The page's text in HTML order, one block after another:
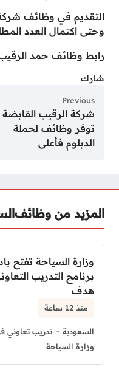
التقديم في وظائف
وحتى اكتمال العدد
رابط وظائف حمد
شارك
Previous
شركة الرقيب القابضة
توفر وظائف لحملة
الدبلوم فأعلى
المزيد من وظائف
وزارة السياحة تفتح
برنامج التدريب
هدف
منذ 12 ساعة
السعودية
تدريب تعاوني
وزارة السياحة